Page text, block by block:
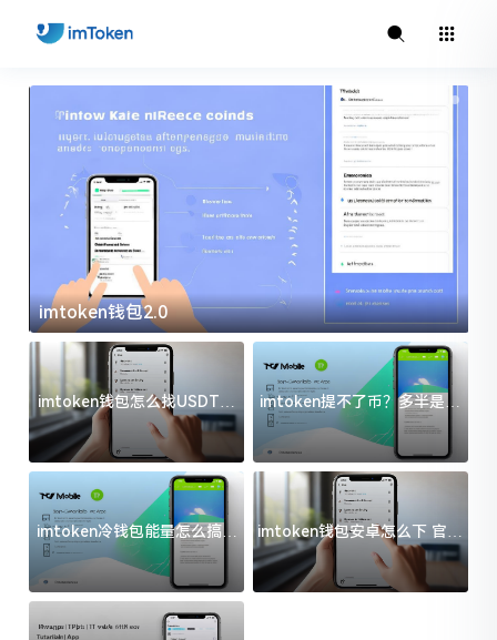
imtoken钱包2.0
imtoken钱包怎么找USDT地
址？三步搞定不踩坑
imtoken提不了币？多半是这
几件事没处理好
imtoken冷钱包能量怎么搞？
过来人告诉你门道
imtoken钱包安卓怎么下 官方
渠道避坑指南